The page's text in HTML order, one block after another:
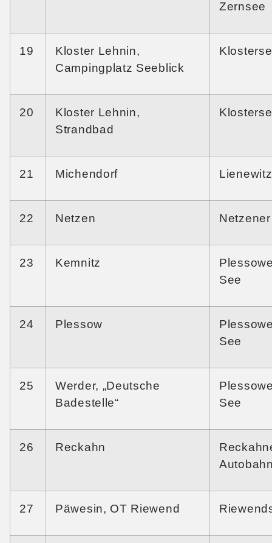
Zernsee
19
Kloster Lehnin,
Campingplatz Seeblick
20
Kloster Lehnin,
Strandbad
21 Michendorf
22 Netzen
23 Kemnitz
See
24 Plessow
See
25
Werder, „Deutsche
Badestelle“
See
26 Reckahn
27 Päwesin, OT Riewend